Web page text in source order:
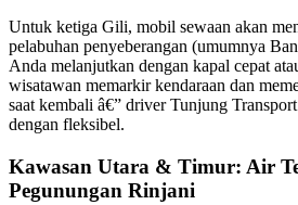
Untuk ketiga Gili, mobil sewaan akan
pelabuhan penyeberangan (umumnya
Anda melanjutkan dengan kapal cepat
wisatawan memarkir kendaraan dan
saat kembali â€” driver Tunjung
dengan fleksibel.
Kawasan Utara & Timur: Air
Pegunungan Rinjani